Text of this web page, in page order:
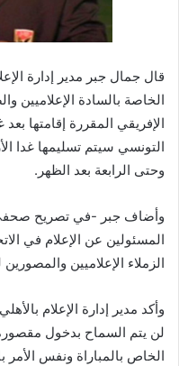
قال جمال جبر مدير إدارة
الخاصة بالسادة الإعلاميين
الإفريقي المقررة إقامتها
التونسي سيتم تسليمها غدا
وحتى الرابعة بعد الظهر.
وأضاف جبر -في تصريح صحفي
المسئولين عن الإعلام في
الزملاء الإعلاميين
وأكد مدير إدارة الإعلام
لن يتم السماح بدخول مقصورة
الخاص بالمباراة ونفس الأمر